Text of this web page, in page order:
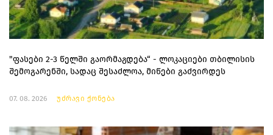
"ფასები 2-3 წელში გაორმაგდება“ - ლოკაციები თბილისის
შემოგარენში, სადაც შესაძლოა, მიწები გაძვირდეს
07. 08. 2026 უძრავი ქონება